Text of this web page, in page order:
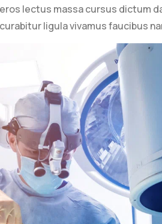
lectus massa cursus dictum
ligula vivamus faucibus